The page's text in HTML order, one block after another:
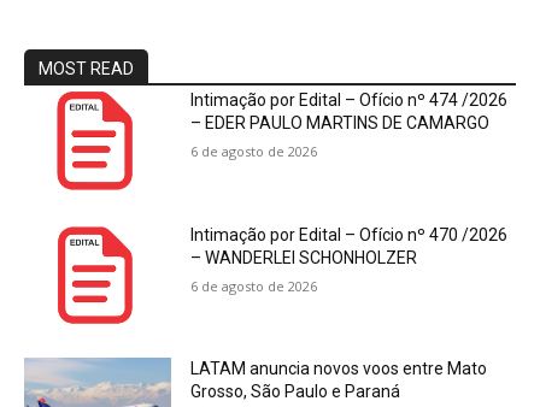
MOST READ
Intimação por Edital – Ofício nº 474 /2026
– EDER PAULO MARTINS DE CAMARGO
6 de agosto de 2026
Intimação por Edital – Ofício nº 470 /2026
– WANDERLEI SCHONHOLZER
6 de agosto de 2026
LATAM anuncia novos voos entre Mato
Grosso, São Paulo e Paraná